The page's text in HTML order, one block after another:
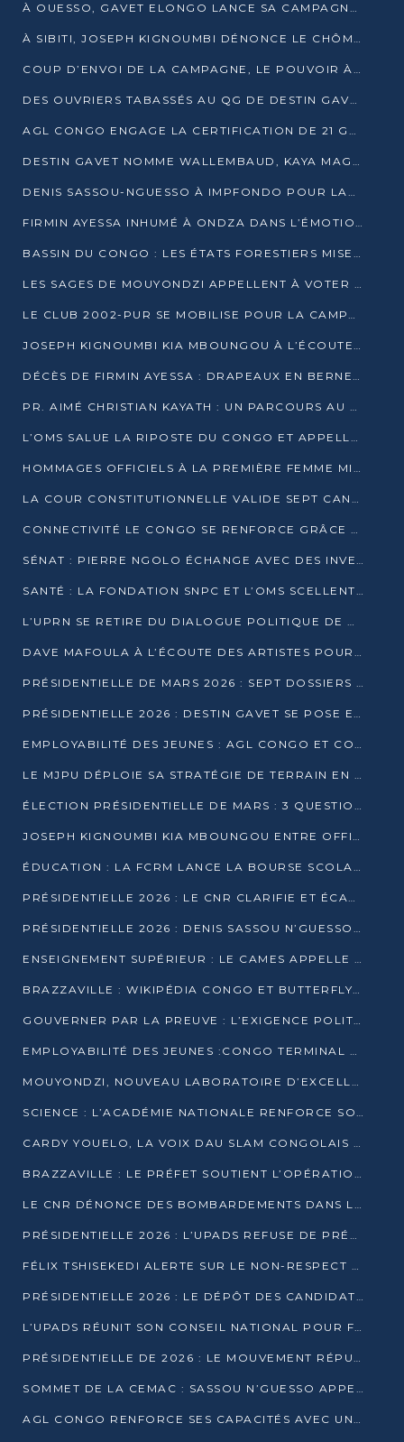
À OUESSO, GAVET ELONGO LANCE SA CAMPAGNE SOUS LE SIGNE DU RENOUVEAU
À SIBITI, JOSEPH KIGNOUMBI DÉNONCE LE CHÔMAGE ET LES DÉFAILLANCES DE L’ÉTAT
COUP D’ENVOI DE LA CAMPAGNE, LE POUVOIR À POINTE-NOIRE, L’OPPOSITION À OUESSO ET SIBITI
DES OUVRIERS TABASSÉS AU QG DE DESTIN GAVET À 24 HEURES DE L’OUVERTURE DE LA CAMPAGNE
AGL CONGO ENGAGE LA CERTIFICATION DE 21 GRUTIERS AUX NORMES INTERNATIONALES
DESTIN GAVET NOMME WALLEMBAUD, KAYA MAGANE, BOUDZIKA ET MBOUSSA-ELLAH AUX COMMANDES DE SA CAMPAGNE
DENIS SASSOU-NGUESSO À IMPFONDO POUR LANCER LE CORRIDOR 13
FIRMIN AYESSA INHUMÉ À ONDZA DANS L’ÉMOTION ET LE RECUEILLEMENT
BASSIN DU CONGO : LES ÉTATS FORESTIERS MISENT SUR LES MARCHÉS CARBONE
LES SAGES DE MOUYONDZI APPELLENT À VOTER DENIS SASSOU-NGUESSO
LE CLUB 2002-PUR SE MOBILISE POUR LA CAMPAGNE
JOSEPH KIGNOUMBI KIA MBOUNGOU À L’ÉCOUTE DE TALANGAÏ
DÉCÈS DE FIRMIN AYESSA : DRAPEAUX EN BERNE LUNDI
PR. AIMÉ CHRISTIAN KAYATH : UN PARCOURS AU SERVICE DE LA RECHERCHE ET DE L’INNOVATION
L’OMS SALUE LA RIPOSTE DU CONGO ET APPELLE À DES RÉFORMES DURABLES
HOMMAGES OFFICIELS À LA PREMIÈRE FEMME MINISTRE DU CONGO
LA COUR CONSTITUTIONNELLE VALIDE SEPT CANDIDATURES POUR LA PRÉSIDENTIELLE
CONNECTIVITÉ LE CONGO SE RENFORCE GRÂCE AU CÂBLE 2AFRICA
SÉNAT : PIERRE NGOLO ÉCHANGE AVEC DES INVESTISSEURS DU NUMÉRIQUE
SANTÉ : LA FONDATION SNPC ET L’OMS SCELLENT UN PARTENARIAT STRATÉGIQUE DE TROIS ANS
L’UPRN SE RETIRE DU DIALOGUE POLITIQUE DE DJAMBALA : TENSIONS DANS LE PRÉ-ÉLECTORAL CONGOLAIS
DAVE MAFOULA À L’ÉCOUTE DES ARTISTES POUR REDÉFINIR SA POLITIQUE CULTURELLE
PRÉSIDENTIELLE DE MARS 2026 : SEPT DOSSIERS DE CANDIDATURE ENREGISTRÉS À LA CLÔTURE DES DÉPÔTS
PRÉSIDENTIELLE 2026 : DESTIN GAVET SE POSE EN CANDIDAT DU « RAS-LE-BOL »
EMPLOYABILITÉ DES JEUNES : AGL CONGO ET CONGO TERMINAL S’ALLIENT À UCAC-ICAM
LE MJPU DÉPLOIE SA STRATÉGIE DE TERRAIN EN FAVEUR DE DSN
ÉLECTION PRÉSIDENTIELLE DE MARS : 3 QUESTIONS À UN EXPERT CONGOLAIS DE LA CYBERSÉCURITÉ
JOSEPH KIGNOUMBI KIA MBOUNGOU ENTRE OFFICIELLEMENT EN COURSE POUR LA PRÉSIDENTIELLE
ÉDUCATION : LA FCRM LANCE LA BOURSE SCOLAIRE FRANCINE-NTOUMI POUR PROMOUVOIR LES FILIÈRES SCIENTIFIQUES
PRÉSIDENTIELLE 2026 : LE CNR CLARIFIE ET ÉCARTE LA CANDIDATURE DU PASTEUR NTUMI
PRÉSIDENTIELLE 2026 : DENIS SASSOU N’GUESSO ANNONCE OFFICIELLEMENT SA CANDIDATURE
ENSEIGNEMENT SUPÉRIEUR : LE CAMES APPELLE À UNE UNIVERSITÉ AFRICAINE AXÉE SUR L’EMPLOYABILITÉ
BRAZZAVILLE : WIKIPÉDIA CONGO ET BUTTERFLY SCELLENT UN PARTENARIAT POUR STRUCTURER LE BÉNÉVOLAT NUMÉRIQUE
GOUVERNER PAR LA PREUVE : L’EXIGENCE POLITIQUE DU XXIᵉ SIÈCLE
EMPLOYABILITÉ DES JEUNES :CONGO TERMINAL S’ALLIE À L’ESCIC POUR RAPPROCHER L’ÉCOLE DU TERRAIN
MOUYONDZI, NOUVEAU LABORATOIRE D’EXCELLENCE PÉDAGOGIQUE AVEC L’ENFICE
SCIENCE : L’ACADÉMIE NATIONALE RENFORCE SON ÉQUIPE ET TRACE SA FEUILLE DE ROUTE 2026
CARDY YOUELO, LA VOIX DAU SLAM CONGOLAIS QUI INTERPELLE LE MONDE
BRAZZAVILLE : LE PRÉFET SOUTIENT L’OPÉRATION « ZÉRO KULUNA » ET APPELLE À LA VIGILANCE CITOYENNE
LE CNR DÉNONCE DES BOMBARDEMENTS DANS LE POOL ET ACCUSE LE GOUVERNEMENT
PRÉSIDENTIELLE 2026 : L’UPADS REFUSE DE PRÉSENTER UN CANDIDAT ET DÉNONCE UN PROCESSUS NON CRÉDIBLE
FÉLIX TSHISEKEDI ALERTE SUR LE NON-RESPECT DES ENGAGEMENTS DE PAIX APRÈS SA RENCONTRE AVEC D. SASSOU-NGUESSO
PRÉSIDENTIELLE 2026 : LE DÉPÔT DES CANDIDATURES OUVERT DU 29 JANVIER AU 12 FÉVRIER
L’UPADS RÉUNIT SON CONSEIL NATIONAL POUR FIXER SA LIGNE POLITIQUE À DEUX MOIS DE LA PRÉSIDENTIELLE
PRÉSIDENTIELLE DE 2026 : LE MOUVEMENT RÉPUBLICAIN DÉNONCE UNE CONVOCATION ÉLECTORALE « OPAQUE ET PRÉCIPITÉE »
SOMMET DE LA CEMAC : SASSOU N’GUESSO APPELLE À LA VIGILANCE FACE AUX RISQUES ÉCONOMIQUES
AGL CONGO RENFORCE SES CAPACITÉS AVEC UNE GRUE DE 250 TONNES